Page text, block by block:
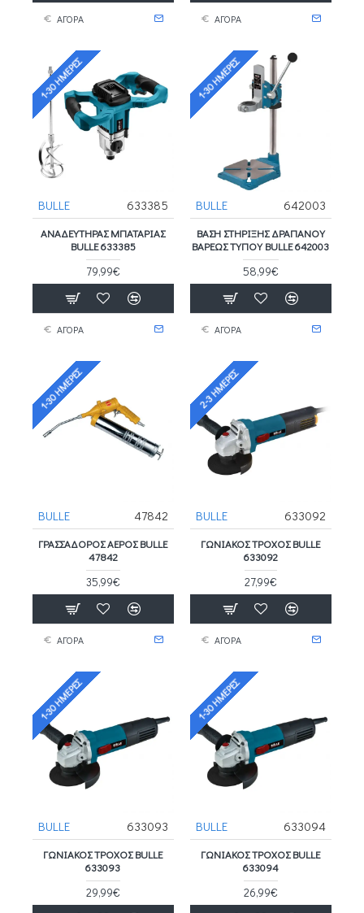
ΑΓΟΡΑ ΑΓΟΡΑ
1-30 ΗΜΈΡΕΣ
BULLE 633385
ΑΝΑΔΕΥΤΗΡΑΣ ΜΠΑΤΑΡΙΑΣ
BULLE 633385
79,99€
ΑΓΟΡΑ
1-30 ΗΜΈΡΕΣ
BULLE 642003
ΒΑΣΗ ΣΤΗΡΙΞΗΣ ΔΡΑΠΑΝΟΥ
ΒΑΡΕΩΣ ΤΥΠΟΥ BULLE 642003
58,99€
ΑΓΟΡΑ
1-30 ΗΜΈΡΕΣ
BULLE 47842
ΓΡΑΣΣΑΔΟΡΟΣ ΑΕΡΟΣ BULLE
47842
35,99€
ΑΓΟΡΑ
2-3 ΗΜΈΡΕΣ
BULLE 633092
ΓΩΝΙΑΚΌΣ ΤΡΟΧΌΣ BULLE
633092
27,99€
ΑΓΟΡΑ
1-30 ΗΜΈΡΕΣ
BULLE 633093
ΓΩΝΙΑΚΌΣ ΤΡΟΧΌΣ BULLE
633093
29,99€
1-30 ΗΜΈΡΕΣ
BULLE 633094
ΓΩΝΙΑΚΌΣ ΤΡΟΧΌΣ BULLE
633094
26,99€